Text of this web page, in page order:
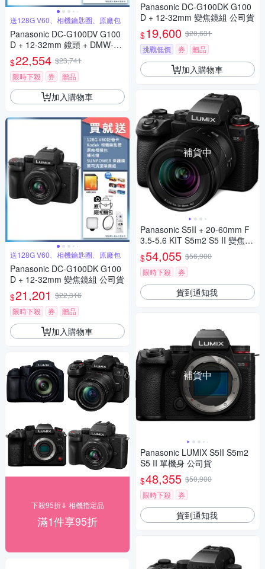
送128G V60、相機鑰匙圈、原廠包
Panasonic DC-G100DV G100
D + 12-32mm 鏡頭 + DMW-SH
GR2 三腳架握把組 公司貨
$22,554 $23,741
限時下殺
券 贈品
加入購物車
送128G V60、相機鑰匙圈、原廠包
Panasonic DC-G100DK G100
D + 12-32mm 變焦鏡組 公司貨
$21,201 $22,316
限時下殺
券 贈品
加入購物車
下殺95折⇓ 相機指定品
滿1件享95折
Panasonic DC-G100DK G100
D + 12-32mm 變焦鏡組 公司貨
$19,600 $20,631
挑戰低價
券 贈品
加入購物車
補貨中
Panasonic S5II + 20-60mm F
3.5-5.6 KIT S5m2 S5 II 變焦鏡
組 公司貨
$54,055 $56,900
限時下殺
券
貨到通知我
補貨中
Panasonic LUMIX S5II S5m2
S5 II 單機身 公司貨
$48,355 $50,900
限時下殺
券
貨到通知我